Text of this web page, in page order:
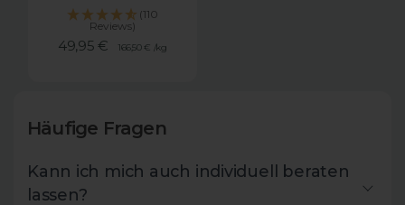
(110
Reviews)
Angebotspreis
49,95 € 166,50 € /kg
Häufige Fragen
Kann ich mich auch individuell beraten
lassen?